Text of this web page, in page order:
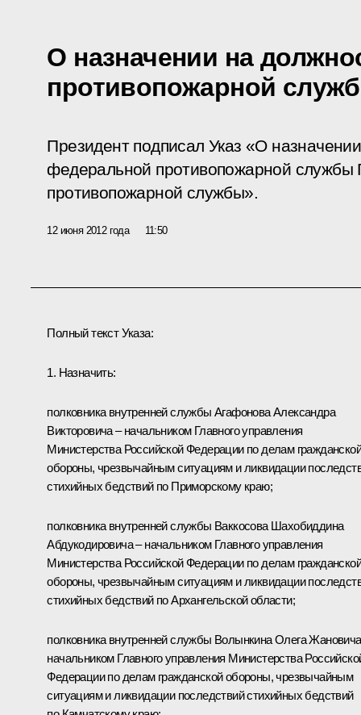
О назначении на
противопожарной
Президент подписал Указ «О
федеральной противопожарной службы
противопожарной службы».
12 июня 2012 года 11:50
Полный текст Указа:
1. Назначить:
полковника внутренней службы Агафонова Александра
Викторовича – начальником Главного управления
Министерства Российской Федерации по делам гражданской
обороны, чрезвычайным ситуациям и ликвидации
стихийных бедствий по Приморскому краю;
полковника внутренней службы Ваккосова Шахобиддина
Абдукодировича – начальником Главного управления
Министерства Российской Федерации по делам гражданской
обороны, чрезвычайным ситуациям и ликвидации
стихийных бедствий по Архангельской области;
полковника внутренней службы Волынкина Олега
начальником Главного управления Министерства
Федерации по делам гражданской обороны, чрезвычайным
ситуациям и ликвидации последствий стихийных бедствий